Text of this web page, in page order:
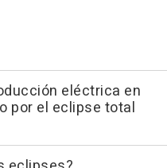
eléctrica en
por el eclipse total